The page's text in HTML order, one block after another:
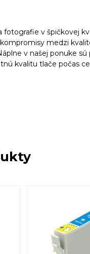
fotografie v špičkovej
medzi
v našej ponuke
kvalitu tlače počas